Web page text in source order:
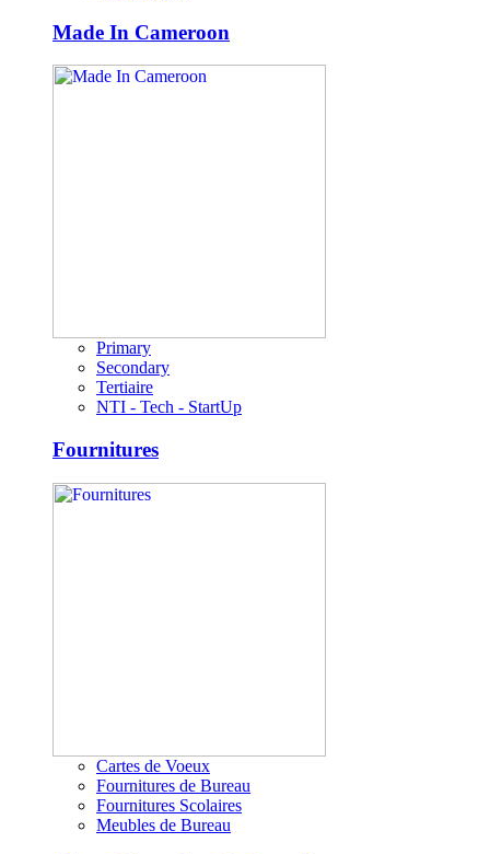
Made In Cameroon
Primary
Secondary
Tertiaire
NTI - Tech - StartUp
Fournitures
Cartes de Voeux
Fournitures de Bureau
Fournitures Scolaires
Meubles de Bureau